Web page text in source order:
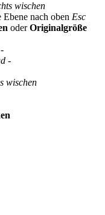
wischen
Ebene nach oben Esc
oderOriginalgröße
-
wischen